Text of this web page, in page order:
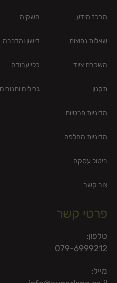
מרכז מידע
שאלות נפוצות
השכרת ציוד
תקנון
מדיניות פרטיות
מדיניות החלפה
ביטול עסקה
צור קשר
השקיה
דישון והדברה
כלי עבודה
גרילים ותנורים
פרטי קשר
טלפון:
079-6999212
מייל: